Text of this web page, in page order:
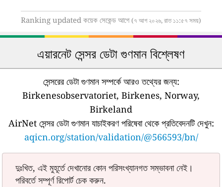
Ranking updated কয়েক সেকেন্ড আগে (৭ আগ ২০২৬, রাত ১১:৫৭ সময়)
এয়ারনেট সেন্সর ডেটা গুণমান বিশ্লেষণ
সেন্সরের ডেটা গুণমান সম্পর্কে আরও তথ্যের জন্য:
Birkenesobservatoriet, Birkenes, Norway,
Birkeland
AirNet সেন্সর ডেটা গুণমান যাচাইকরণ পরিষেবা থেকে প্রতিবেদনটি দেখুন:
aqicn.org/station/validation/@566593/bn/
দুঃখিত, এই মুহূর্তে দেখানোর কোন পরিসংখ্যানগত সম্ভাবনা নেই।
পরিবর্তে সম্পূর্ণ রিপোর্ট চেক করুন.